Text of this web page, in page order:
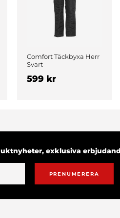
Comfort Täckbyxa Herr
Svart
599 kr
exklusiva
PRENUMERERA